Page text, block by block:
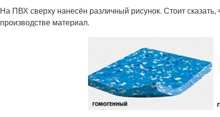
На ПВХ сверху нанесён различный рисунок. Стоит
производстве материал.